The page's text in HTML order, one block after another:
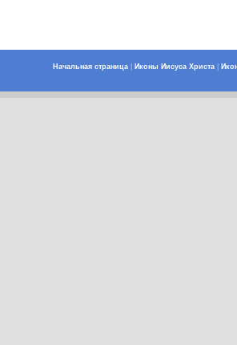
Начальная страница| Иконы Иисуса Христа|